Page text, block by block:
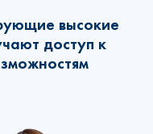
высокие
доступ к